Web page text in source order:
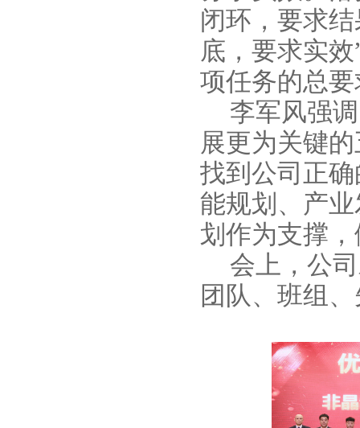
闭环，要求
底，要求实
项任务的总
李军风强
展更为关键
找到公司正
能规划、产
划作为支撑
会上，公
团队、班组